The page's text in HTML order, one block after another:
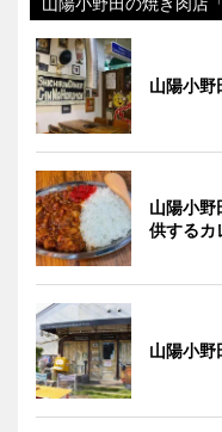
山陽小野
山陽小野
供するカ
山陽小野